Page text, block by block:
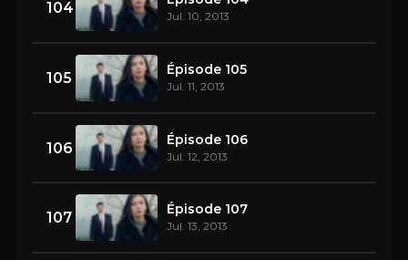
104 Jul. 10, 2013
105 Épisode 105
Jul. 11, 2013
106 Épisode 106
Jul. 12, 2013
107 Épisode 107
Jul. 13, 2013